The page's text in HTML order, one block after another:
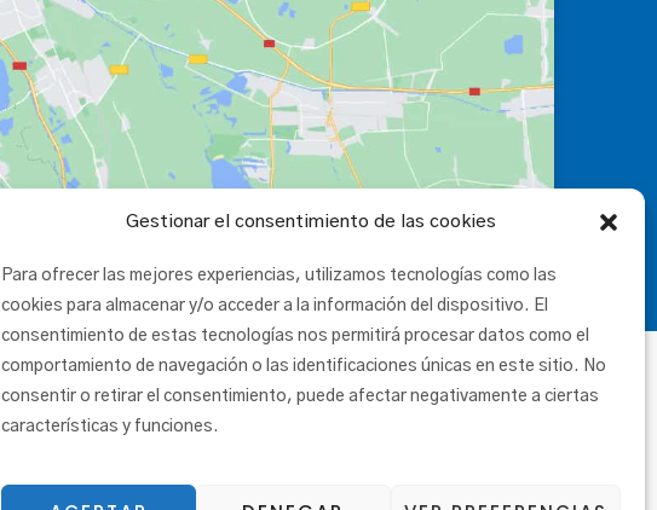
Gestionar el consentimiento de las cookies
Para ofrecer las mejores experiencias, utilizamos tecnologías como las
cookies para almacenar y/o acceder a la información del dispositivo. El
consentimiento de estas tecnologías nos permitirá procesar datos como el
comportamiento de navegación o las identificaciones únicas en este sitio. No
consentir o retirar el consentimiento, puede afectar negativamente a ciertas
características y funciones.